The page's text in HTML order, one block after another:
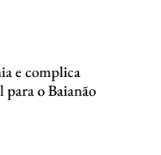
e complica
para o Baianão